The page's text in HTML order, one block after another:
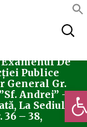
De
Publice
General Gr.
Andrei” –
La Sediul
– 38,